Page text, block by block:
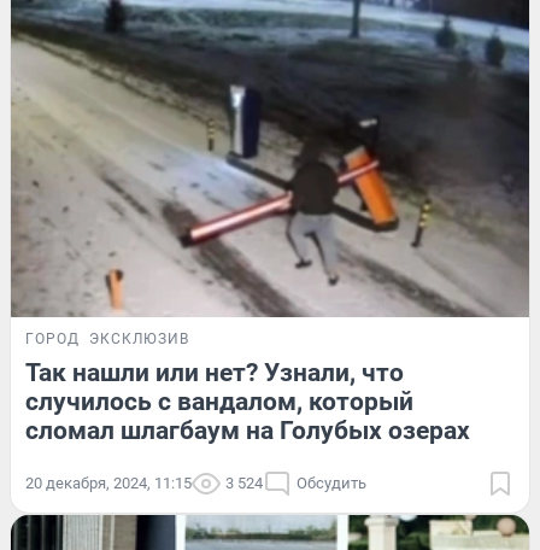
ГОРОД ЭКСКЛЮЗИВ
Так нашли или нет? Узнали, что
случилось с вандалом, который
сломал шлагбаум на Голубых озерах
20 декабря, 2024, 11:15 3 524 Обсудить